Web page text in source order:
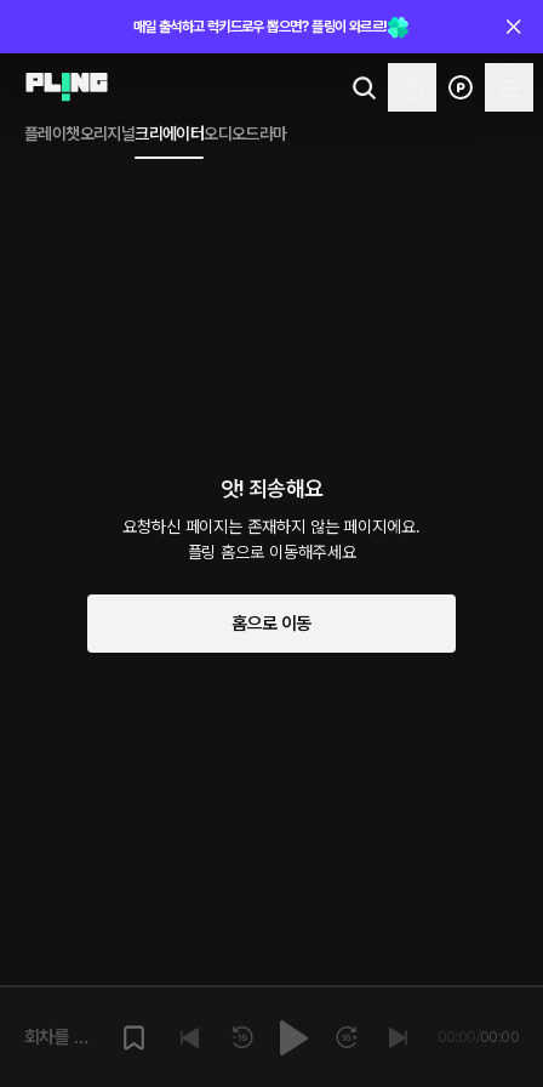
매일 출석하고 럭키드로우 뽑으면? 플링이 와르르!
플레이챗오리지널크리에이터오디오드라마
앗! 죄송해요
요청하신 페이지는 존재하지 않는 페이지에요.
플링 홈으로 이동해주세요
홈으로 이동
회차를 재
00:00/00:00